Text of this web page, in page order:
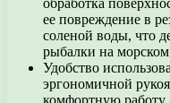
ее повреждение в
соленой воды, что
рыбалки на
Удобство
эргономичной
комфортную работу